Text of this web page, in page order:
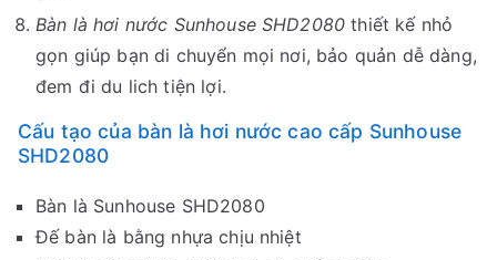
Bàn là hơi nước Sunhouse SHD2080 thiết kế nhỏ
gọn giúp bạn di chuyển mọi nơi, bảo quản dễ dàng,
đem đi du lich tiện lợi.
Cấu tạo của bàn là hơi nước cao cấp Sunhouse
SHD2080
Bàn là Sunhouse SHD2080
Đế bàn là bằng nhựa chịu nhiệt